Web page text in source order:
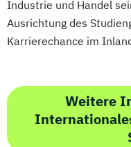
Industrie und Handel
Ausrichtung des
Karrierechance im
Weitere